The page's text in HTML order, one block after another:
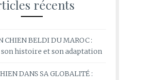
récents
CHIEN BELDI DU MAROC :
histoire et son adaptation
DANS SA GLOBALITÉ :